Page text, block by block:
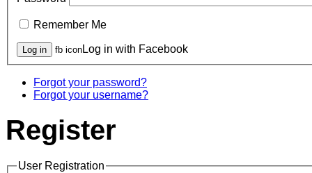
Remember Me
fb icon Log in with Facebook
Forgot your password?
Forgot your username?
Register
User Registration